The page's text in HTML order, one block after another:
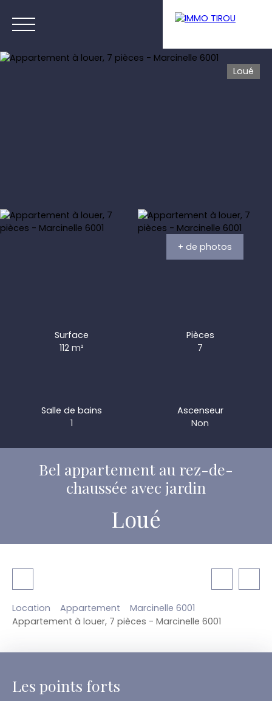
Loué
+ de photos
Surface
112m²
Pièces
7
Salle de bains
1
Ascenseur
Non
Bel appartement au rez-de-
chaussée avec jardin
Loué
Location Appartement
Marcinelle 6001
Appartement à louer, 7 pièces - Marcinelle 6001
Les points forts